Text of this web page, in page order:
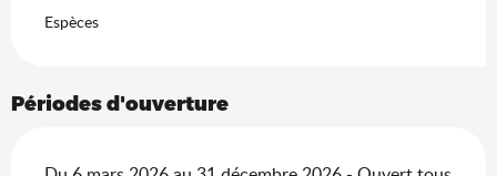
Espèces
Périodes d'ouverture